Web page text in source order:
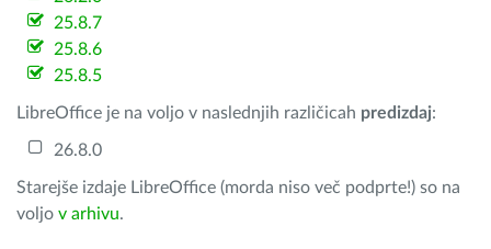
25.8.7
25.8.6
25.8.5
LibreOffice je na voljo v naslednjih različicah predizdaj:
26.8.0
Starejše izdaje LibreOffice (morda niso več podprte!) so na
voljo v arhivu.